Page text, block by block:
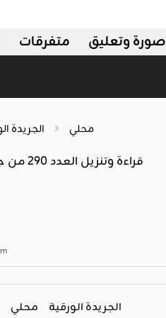
متفرقات صورة وتعليق
محلي الجريدة
الجريدة الورقية محلي